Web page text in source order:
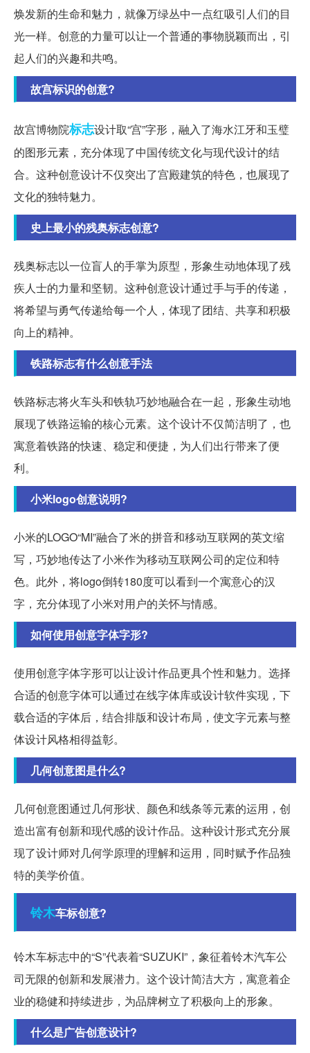
焕发新的生命和魅力，就像万绿丛中一点红吸引人们的目
光一样。创意的力量可以让一个普通的事物脱颖而出，引
起人们的兴趣和共鸣。
故宫标识的创意?
故宫博物院标志设计取“宫”字形，融入了海水江牙和玉璧
的图形元素，充分体现了中国传统文化与现代设计的结
合。这种创意设计不仅突出了宫殿建筑的特色，也展现了
文化的独特魅力。
史上最小的残奥标志创意?
残奥标志以一位盲人的手掌为原型，形象生动地体现了残
疾人士的力量和坚韧。这种创意设计通过手与手的传递，
将希望与勇气传递给每一个人，体现了团结、共享和积极
向上的精神。
铁路标志有什么创意手法
铁路标志将火车头和铁轨巧妙地融合在一起，形象生动地
展现了铁路运输的核心元素。这个设计不仅简洁明了，也
寓意着铁路的快速、稳定和便捷，为人们出行带来了便
利。
小米logo创意说明?
小米的LOGO“MI”融合了米的拼音和移动互联网的英文缩
写，巧妙地传达了小米作为移动互联网公司的定位和特
色。此外，将logo倒转180度可以看到一个寓意心的汉
字，充分体现了小米对用户的关怀与情感。
如何使用创意字体字形?
使用创意字体字形可以让设计作品更具个性和魅力。选择
合适的创意字体可以通过在线字体库或设计软件实现，下
载合适的字体后，结合排版和设计布局，使文字元素与整
体设计风格相得益彰。
几何创意图是什么?
几何创意图通过几何形状、颜色和线条等元素的运用，创
造出富有创新和现代感的设计作品。这种设计形式充分展
现了设计师对几何学原理的理解和运用，同时赋予作品独
特的美学价值。
铃木车标创意?
铃木车标志中的“S”代表着“SUZUKI”，象征着铃木汽车公
司无限的创新和发展潜力。这个设计简洁大方，寓意着企
业的稳健和持续进步，为品牌树立了积极向上的形象。
什么是广告创意设计?